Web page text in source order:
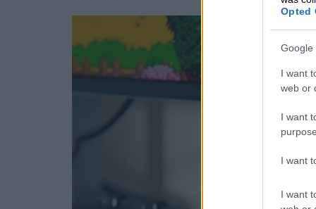
Opted
Google
I want
web or
I want
I want
I want